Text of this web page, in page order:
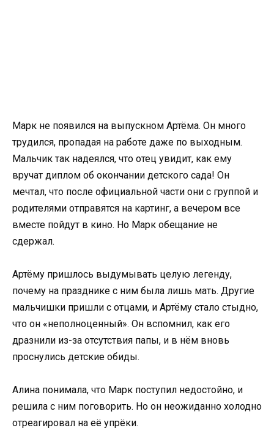
Марк не появился на выпускном Артёма. Он много
трудился, пропадая на работе даже по выходным.
Мальчик так надеялся, что отец увидит, как ему
вручат диплом об окончании детского сада! Он
мечтал, что после официальной части они с группой и
родителями отправятся на картинг, а вечером все
вместе пойдут в кино. Но Марк обещание не
сдержал.
Артёму пришлось выдумывать целую легенду,
почему на празднике с ним была лишь мать. Другие
мальчишки пришли с отцами, и Артёму стало стыдно,
что он «неполноценный». Он вспомнил, как его
дразнили из-за отсутствия папы, и в нём вновь
проснулись детские обиды.
Алина понимала, что Марк поступил недостойно, и
решила с ним поговорить. Но он неожиданно холодно
отреагировал на её упрёки.